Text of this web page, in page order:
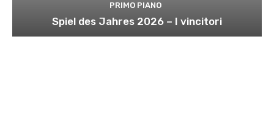
PRIMO PIANO
Spiel des Jahres 2026 – I vincitori